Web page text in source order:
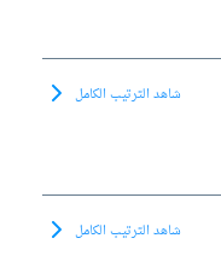
شاهد الترتيب الكامل
شاهد الترتيب الكامل